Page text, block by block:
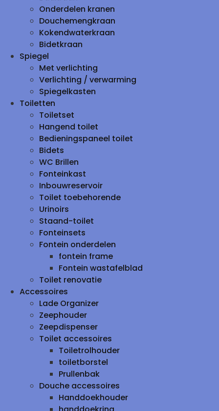
Onderdelen kranen
Douchemengkraan
Kokendwaterkraan
Bidetkraan
Spiegel
Met verlichting
Verlichting / verwarming
Spiegelkasten
Toiletten
Toiletset
Hangend toilet
Bedieningspaneel toilet
Bidets
WC Brillen
Fonteinkast
Inbouwreservoir
Toilet toebehorende
Urinoirs
Staand-toilet
Fonteinsets
Fontein onderdelen
fontein frame
Fontein wastafelblad
Toilet renovatie
Accessoires
Lade Organizer
Zeephouder
Zeepdispenser
Toilet accessoires
Toiletrolhouder
toiletborstel
Prullenbak
Douche accessoires
Handdoekhouder